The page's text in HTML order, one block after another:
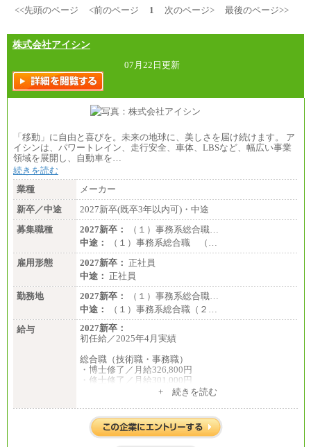
<<先頭のページ
<前のページ 1 次のページ> 最後のページ>>
株式会社アイシン
07月22日更新
「移動」に自由と喜びを。未来の地球に、美しさを届け続けます。 ア
イシンは、パワートレイン、走行安全、車体、LBSなど、幅広い事業
領域を展開し、自動車を…
続きを読む
業種
メーカー
新卒／中途
2027新卒(既卒3年以内可)・中途
募集職種
2027新卒：
（１）事務系総合職…
中途：
（１）事務系総合職 （…
雇用形態
2027新卒： 正社員
中途： 正社員
勤務地
2027新卒：
（１）事務系総合職…
中途：
（１）事務系総合職（２…
給与
2027新卒：
初任給／2025年4月実績
総合職（技術職・事務職）
・博士修了／月給326,800円
・修士修了／月給301,000円
・大学卒／月給282,000円
・高専卒（本科）／月給256,000円
一般事務職
+ 続きを読む